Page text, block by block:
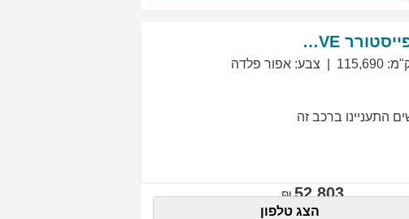
EXCLUSIVE
:
115,690 צבע: אפור פלדה
התעניינו ברכב זה
52,803
הצג טלפון